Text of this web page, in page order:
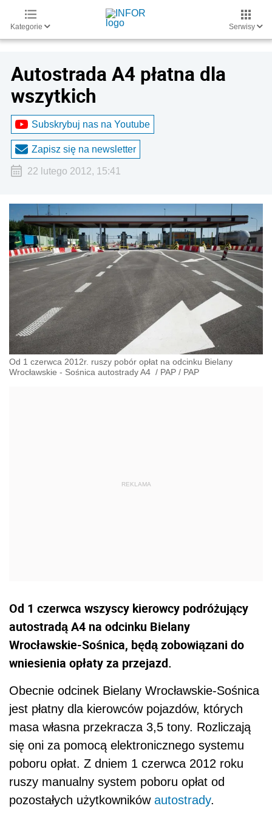
Kategorie Serwisy
Autostrada A4 płatna dla
wszytkich
Subskrybuj nas na Youtube
Zapisz się na newsletter
22 lutego 2012, 15:41
Od 1 czerwca 2012r. ruszy pobór opłat na odcinku Bielany
Wrocławskie - Sośnica autostrady A4 / PAP / PAP
Od 1 czerwca wszyscy kierowcy podróżujący
autostradą A4 na odcinku Bielany
Wrocławskie-Sośnica, będą zobowiązani do
wniesienia opłaty za przejazd.
Obecnie odcinek Bielany Wrocławskie-Sośnica
jest płatny dla kierowców pojazdów, których
masa własna przekracza 3,5 tony. Rozliczają
się oni za pomocą elektronicznego systemu
poboru opłat. Z dniem 1 czerwca 2012 roku
ruszy manualny system poboru opłat od
pozostałych użytkowników autostrady.